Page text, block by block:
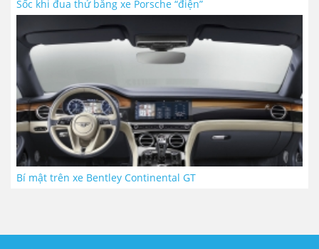
Sốc khi đua thử bằng xe Porsche “điện”
Bí mật trên xe Bentley Continental GT